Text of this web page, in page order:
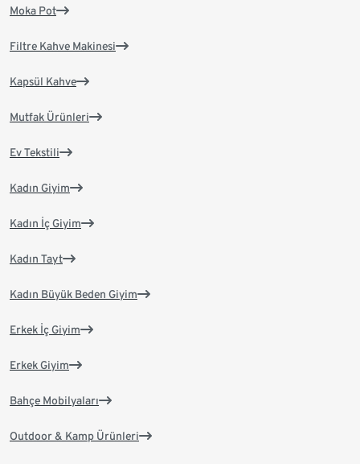
Moka Pot
Filtre Kahve Makinesi
Kapsül Kahve
Mutfak Ürünleri
Ev Tekstili
Kadın Giyim
Kadın İç Giyim
Kadın Tayt
Kadın Büyük Beden Giyim
Erkek İç Giyim
Erkek Giyim
Bahçe Mobilyaları
Outdoor & Kamp Ürünleri